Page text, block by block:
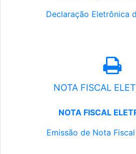
Declaração Eletrônica
NOTA FISCAL
NOTA FISCAL
Emissão de Nota